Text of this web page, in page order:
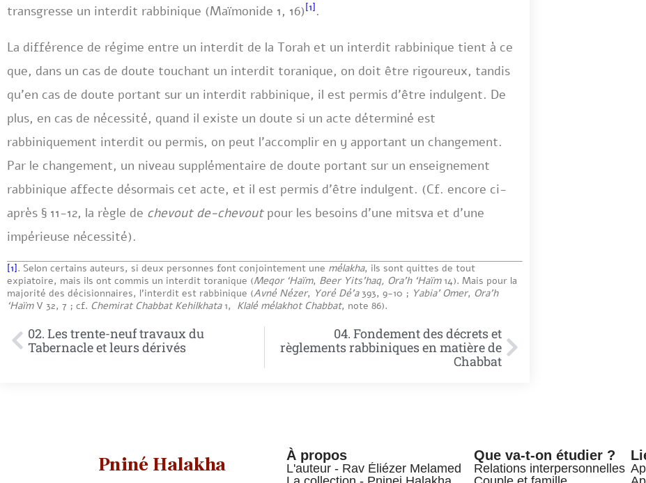
transgresse un interdit rabbinique (Maïmonide 1, 16) [1] .
La différence de régime entre un interdit de la Torah et un interdit rabbinique tient à ce
que, dans un cas de doute touchant un interdit toranique, on doit être rigoureux, tandis
qu’en cas de doute portant sur un interdit rabbinique, il est permis d’être indulgent. De
plus, en cas de nécessité, quand il existe un doute si un acte déterminé est
rabbiniquement interdit ou permis, on peut l’accomplir en y apportant un changement.
Par le changement, un niveau supplémentaire de doute portant sur un enseignement
rabbinique affecte désormais cet acte, et il est permis d’être indulgent. (Cf. encore ci-
après § 11-12, la règle de chevout de-chevoutpour les besoins d’une mitsva et d’une
impérieuse nécessité).
[1]. Selon certains auteurs, si deux personnes font conjointement une mélakha, ils sont quittes de tout
expiatoire, mais ils ont commis un interdit toranique (Meqor ‘Haïm, Beer Yits’haq, Ora’h ‘Haïm14). Mais pour la
majorité des décisionnaires, l’interdit est rabbinique (Avné Nézer, Yoré Dé’a393, 9-10 ; Yabia’ Omer, Ora’h
‘HaïmV 32, 7 ; cf. Chemirat Chabbat Kehilkhata1, Klalé mélakhot Chabbat, note 86).
02. Les trente-neuf travaux du
Tabernacle et leurs dérivés
04. Fondement des décrets et
règlements rabbiniques en matière de
Chabbat
Pniné Halakha À propos
L'auteur - Rav Éliézer Melamed
Que va-t-on étudier ?
Relations interpersonnelles